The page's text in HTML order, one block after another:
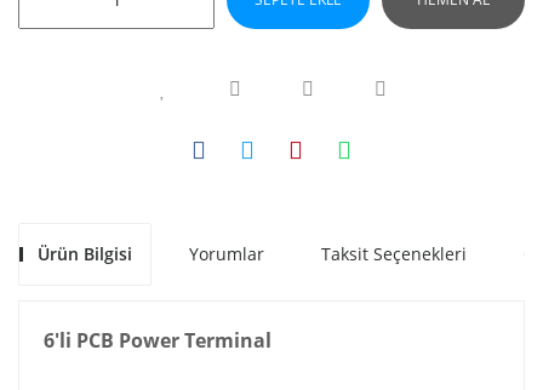
Ürün Bilgisi Yorumlar Taksit Seçenekleri
6'li PCB Power Terminal